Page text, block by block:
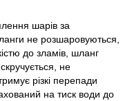
шарів за
не розшаровуються,
до зламів, шланг
не
різкі перепади
на тиск води до